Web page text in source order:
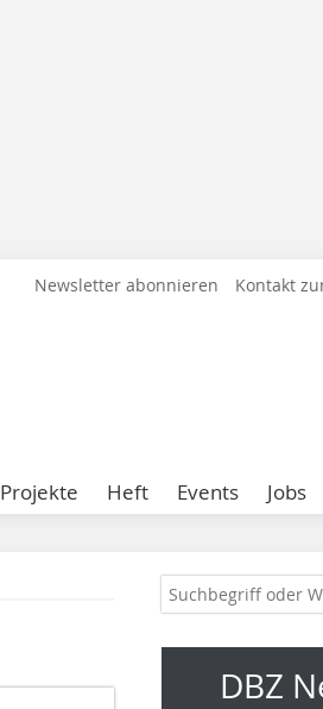
Newsletter abonnieren Kontakt
Projekte Heft Events Jobs
DBZ